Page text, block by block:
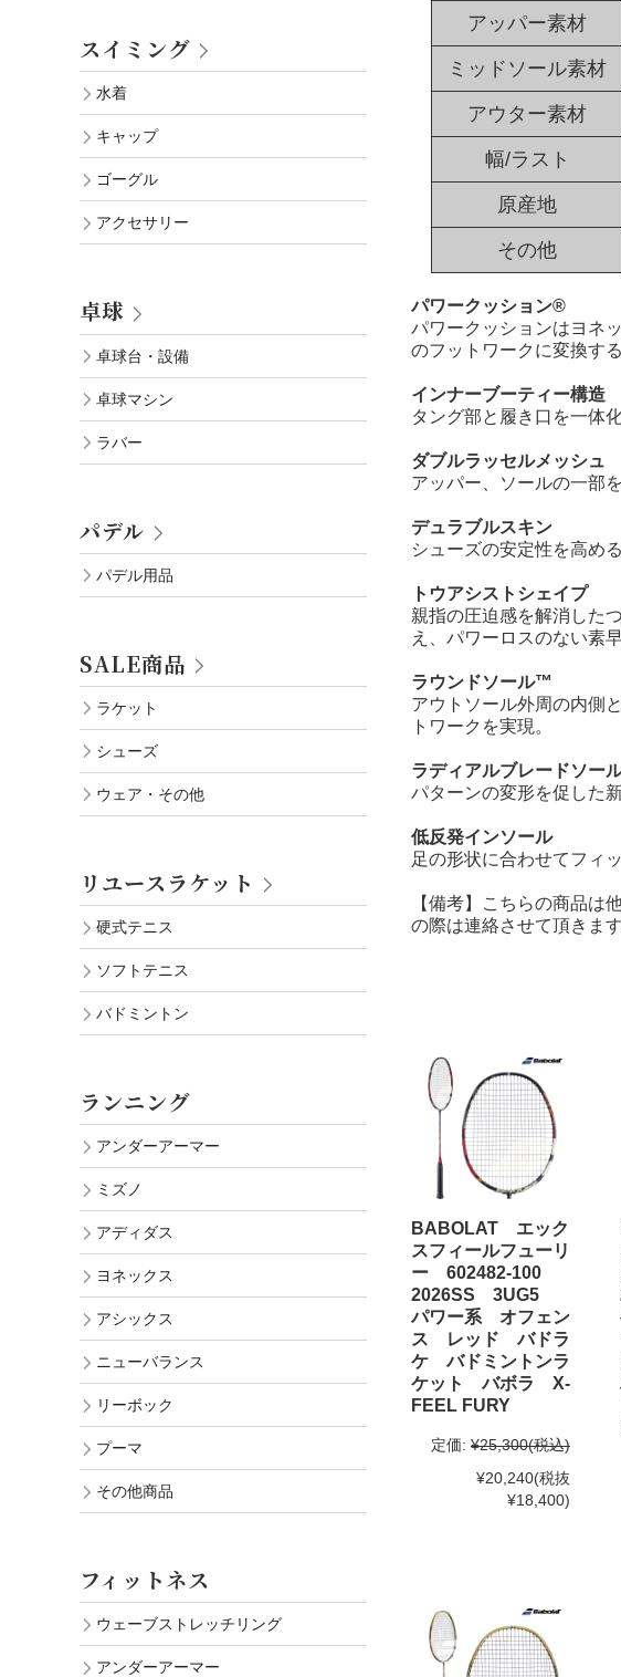
アッパー素材
ミッドソール素材
アウター素材
幅/ラスト
原産地
その他
パワークッション®
パワークッションはヨネ
のフットワークに変換する
インナーブーティー構造
タング部と履き口を一体
ダブルラッセルメッシュ
アッパー、ソールの一部
デュラブルスキン
シューズの安定性を高め
トウアシストシェイプ
親指の圧迫感を解消した
え、パワーロスのない素
ラウンドソール™
アウトソール外周の内側
トワークを実現。
ラディアルブレードソー
パターンの変形を促した
低反発インソール
足の形状に合わせてフィ
【備考】こちらの商品は
の際は連絡させて頂きま
BABOLAT エック
スフィールフューリ
ー 602482-100
2026SS 3UG5
パワー系 オフェン
ス レッド バドラ
ケ バドミントンラ
ケット バボラ X-
FEEL FURY
定価: ¥25,300(税込)
¥20,240(税抜
¥18,400)
スイミング
水着
キャップ
ゴーグル
アクセサリー
卓球
卓球台・設備
卓球マシン
ラバー
パデル
パデル用品
SALE商品
ラケット
シューズ
ウェア・その他
リユースラケット
硬式テニス
ソフトテニス
バドミントン
ランニング
アンダーアーマー
ミズノ
アディダス
ヨネックス
アシックス
ニューバランス
リーボック
プーマ
その他商品
フィットネス
ウェーブストレッチリング
アンダーアーマー